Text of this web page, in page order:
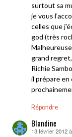
surtout sa
je vous
celles que
god (très
grand
Richie
il prépare en
Répondre
Blandine
dit :
13 février 2012